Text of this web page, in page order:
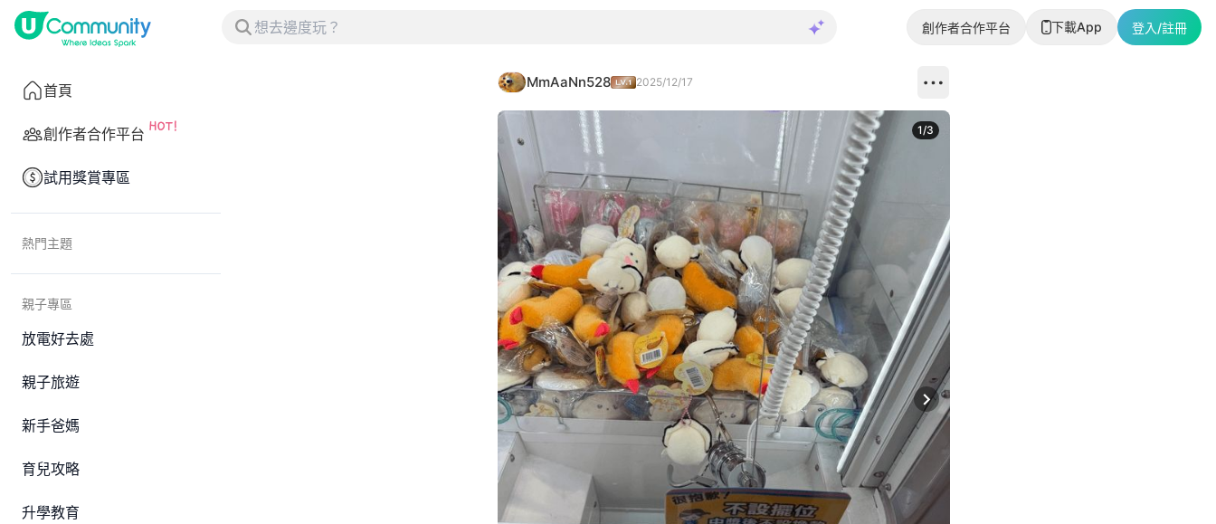
創作者合作平台 下載App 登入/註冊
首頁
創作者合作平台
試用獎賞專區
熱門主題
親子專區
放電好去處
親子旅遊
新手爸媽
育兒攻略
升學教育
MmAaNn528 2025/12/17
Next slide
1/3